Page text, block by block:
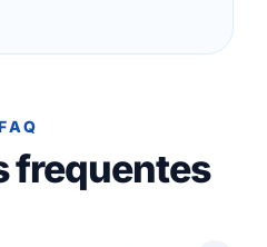
frequentes